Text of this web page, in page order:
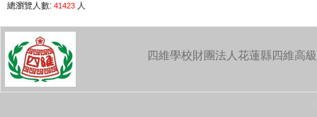
總瀏覽人數: 41423 人
四維學校財團法人花蓮縣四維高